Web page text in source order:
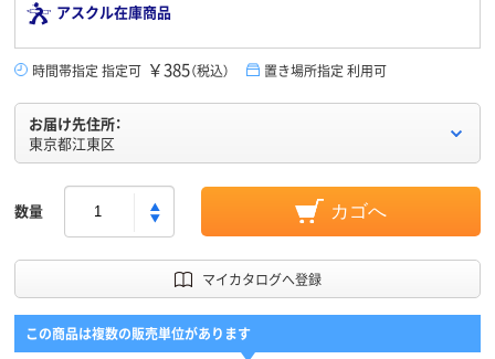
アスクル在庫商品
時間帯指定 指定可 ￥385（税込） 置き場所指定 利用可
お届け先住所：
東京都江東区
数量 カゴへ
マイカタログへ登録
この商品は複数の販売単位があります